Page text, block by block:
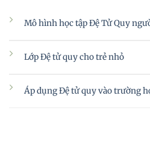
Mô hình học tập Đệ Tử Quy
Lớp Đệ tử quy cho trẻ nhỏ
Áp dụng Đệ tử quy vào trường